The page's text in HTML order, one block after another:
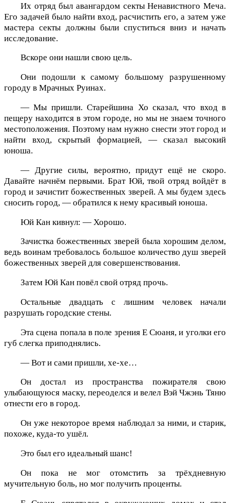
Их отряд был авангардом секты Ненавистного Меча.
Его задачей было найти вход, расчистить его, а затем уже
мастера секты должны были спуститься вниз и начать
исследование.
Вскоре они нашли свою цель.
Они подошли к самому большому разрушенному
городу в Мрачных Руинах.
— Мы пришли. Старейшина Хо сказал, что вход в
пещеру находится в этом городе, но мы не знаем точного
местоположения. Поэтому нам нужно снести этот город и
найти вход, скрытый формацией, — сказал высокий
юноша.
— Другие силы, вероятно, придут ещё не скоро.
Давайте начнём первыми. Брат Юй, твой отряд войдёт в
город и зачистит божественных зверей. А мы будем здесь
сносить город, — обратился к нему красивый юноша.
Юй Кан кивнул: — Хорошо.
Зачистка божественных зверей была хорошим делом,
ведь воинам требовалось большое количество душ зверей
божественных зверей для совершенствования.
Затем Юй Кан повёл свой отряд прочь.
Остальные двадцать с лишним человек начали
разрушать городские стены.
Эта сцена попала в поле зрения Е Сюаня, и уголки его
губ слегка приподнялись.
— Вот и сами пришли, хе-хе…
Он достал из пространства пожирателя свою
улыбающуюся маску, переоделся и велел Вэй Чжэнь Тяню
отнести его в город.
Он уже некоторое время наблюдал за ними, и старик,
похоже, куда-то ушёл.
Это был его идеальный шанс!
Он пока не мог отомстить за трёхдневную
мучительную боль, но мог получить проценты.